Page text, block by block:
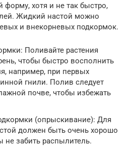
форму, хотя и не так быстро,
Жидкий настой можно
и внекорневых подкормок.
Поливайте растения
чтобы быстро восполнить
например, при первых
гнили. Полив следует
почве, чтобы избежать
(опрыскивание): Для
должен быть очень хорошо
не забить распылитель.